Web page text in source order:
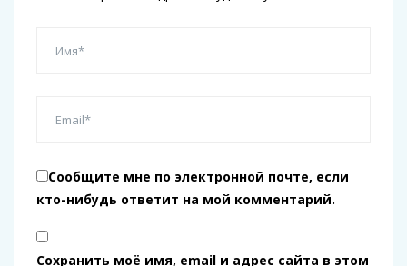
Сообщите мне по электронной почте, если
кто-нибудь ответит на мой комментарий.
Сохранить моё имя, email и адрес сайта в этом